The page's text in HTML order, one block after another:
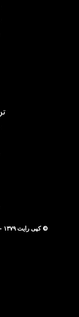
© کپی رایت ۱۳۷۹ - ۱۴۰۱ - لاچینی میدیا - کلیه حقوق محفوظ است